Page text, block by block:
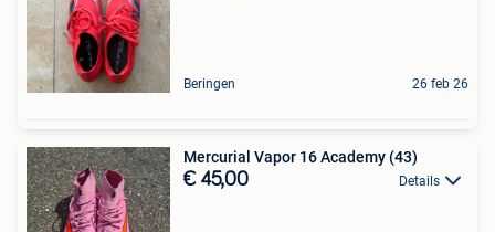
Beringen 26 feb 26
Mercurial Vapor 16 Academy (43)
€ 45,00 Details